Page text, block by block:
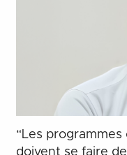
“Les
doivent se faire